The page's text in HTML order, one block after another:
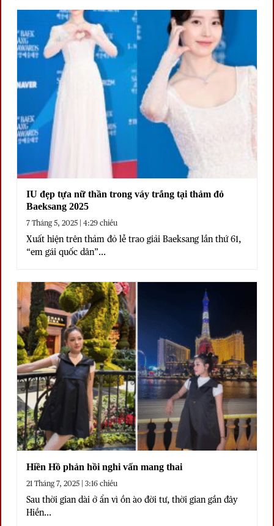
IU đẹp tựa nữ thần trong váy trắng tại thảm đỏ
Baeksang 2025
7 Tháng 5, 2025 | 4:29 chiều
Xuất hiện trên thảm đỏ lễ trao giải Baeksang lần thứ 61,
“em gái quốc dân”...
Hiền Hồ phản hồi nghi vấn mang thai
21 Tháng 7, 2025 | 3:16 chiều
Sau thời gian dài ở ẩn vì ồn ào đời tư, thời gian gần đây
Hiền...